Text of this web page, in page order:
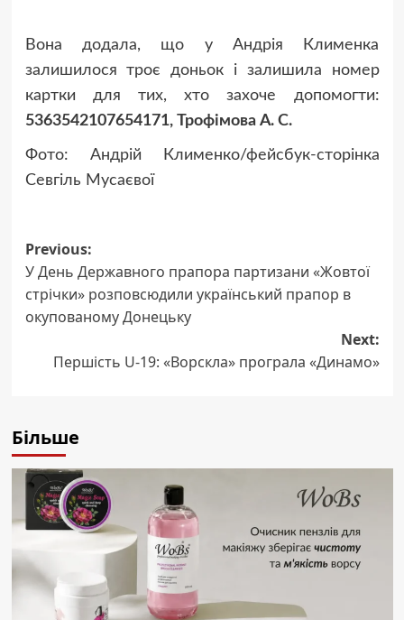
Вона додала, що у Андрія Клименка
залишилося троє доньок і залишила номер
картки для тих, хто захоче допомогти:
5363542107654171, Трофімова А. С.
Фото: Андрій Клименко/фейсбук-сторінка
Севгіль Мусаєвої
Post
navigation
Previous:
У День Державного прапора партизани «Жовтої
стрічки» розповсюдили український прапор в
окупованому Донецьку
Next:
Першість U-19: «Ворскла» програла «Динамо»
Більше